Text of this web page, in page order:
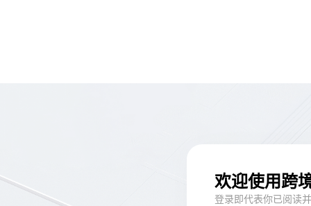
欢迎使用跨
登录即代表你已阅读